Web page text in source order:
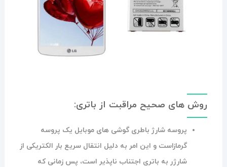
روش های صحیح مراقبت از باتری:
پروسه شارژ باطری گوشی های موبایل یک پروسه
گرمازاست و این امر به دلیل انتقال سریع بار الکتریکی از
شارژر به باتری اجتناب‌ ناپذیر است، پس زمانی که